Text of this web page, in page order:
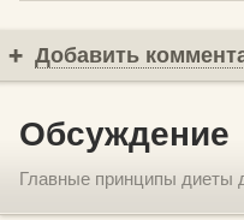
Добавить
Обсуждение
Главные принципы диеты